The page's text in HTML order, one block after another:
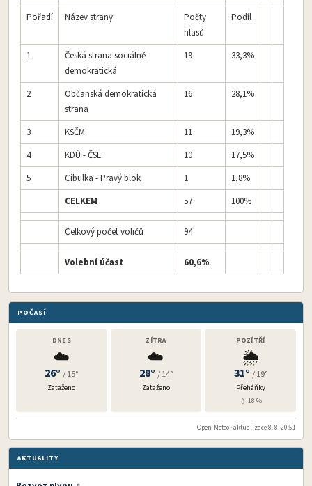
Pořadí Název strany
Počty
hlasů
Podíl
1
Česká strana sociálně
demokratická
19 33,3%
2
Občanská demokratická
strana
16 28,1%
3 KSČM 11
19,3%
4
KDÚ - ČSL 10
17,5%
5
Cibulka - Pravý blok 1
1,8%
CELKEM
57 100%
Celkový počet voličů 94
Volební účast 60,6%
POČASÍ
DNES
☁️
26°/ 15°
Zataženo
ZÍTRA
☁️
28° / 14°
Zataženo
POZÍTŘÍ
🌦️
31° / 19°
Přeháňky
💧 18 %
Open-Meteo · aktualizace 8. 8. 20:51
AKTUALITY